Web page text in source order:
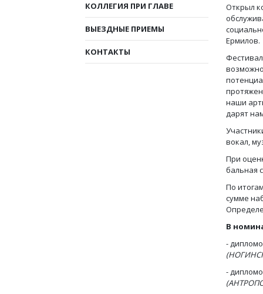
КОЛЛЕГИЯ ПРИ ГЛАВЕ
ВЫЕЗДНЫЕ ПРИЕМЫ
КОНТАКТЫ
Открыл
Ермилов.
наши
дарят
вокал,
При
бальная
По
сумме
В
-
-